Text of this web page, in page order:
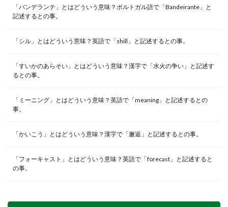
「バンデランテ」とはどういう意味？ポルトガル語で「Bandeirante」と
記述するとの事。
「シル」とはどういう意味？英語で「shill」と記述するとの事。
「すいかのあらそい」とはどういう意味？漢字で「水火の争い」と記述す
るとの事。
「ミーニング」とはどういう意味？英語で「meaning」と記述するとの
事。
「かいこう」とはどういう意味？漢字で「邂逅」と記述するとの事。
「フォーキャスト」とはどういう意味？英語で「forecast」と記述すると
の事。